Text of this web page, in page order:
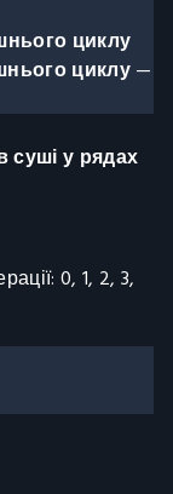
циклу
циклу—
суші у рядах
0, 1, 2, 3,